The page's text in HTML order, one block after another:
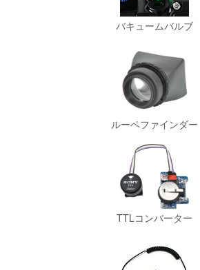
バキュームバルブ
ルーペファインダー
TTLコンバーター